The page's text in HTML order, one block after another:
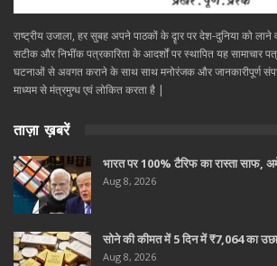
राष्ट्रीय उजाला, हर सुबह अपने पाठकों के दॄार पर देश-दुनिया को
सटीक और निभींक पत्रकारिता के आदर्शों पर स्थापित यह सामाचार
घटनाओं से अवगत कराने के साथ साथ मनोरंजक और जानकारीपूर्ण
माध्यम से मंत्रमुग्ध एवं लोकित करता है |
ताज़ा ख़बरें
भारत पर 100% टैरिफ का रास्ता साफ,
Aug 8, 2026
सोने की कीमत में 5 दिन में ₹7,064 का
Aug 8, 2026